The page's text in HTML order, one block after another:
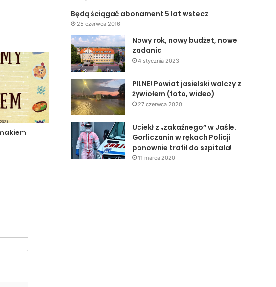
Będą ściągać abonament 5 lat wstecz
25 czerwca 2016
Nowy rok, nowy budżet, nowe
zadania
4 stycznia 2023
PILNE! Powiat jasielski walczy z
żywiołem (foto, wideo)
27 czerwca 2020
Uciekł z „zakaźnego” w Jaśle.
Gorliczanin w rękach Policji
ponownie trafił do szpitala!
11 marca 2020